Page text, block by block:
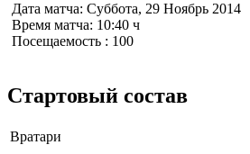
Дата матча: Суббота, 29 Ноябрь 2014
Время матча: 10:40 ч
Посещаемость : 100
Стартовый состав
Вратари